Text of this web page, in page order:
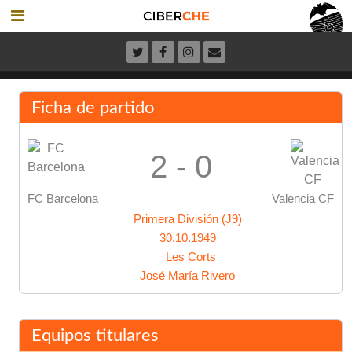
Ficha de partido
FC Barcelona
2 - 0
Valencia CF
Primera División (J9)
30.10.1949
Les Corts
José María Rivero
Equipos titulares